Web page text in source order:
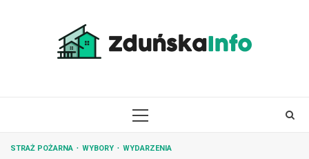
PRIMARY
STRAŻ POŻARNA WYBORY WYDARZENIA